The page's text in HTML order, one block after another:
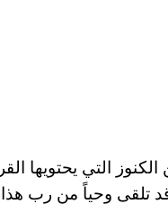
التي يحتويها
قد تلقى وحياً من رب